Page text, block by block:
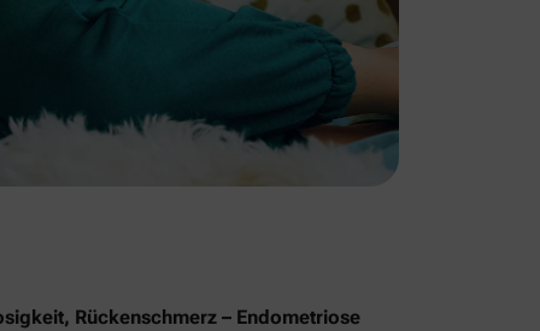
Rückenschmerz – Endometriose